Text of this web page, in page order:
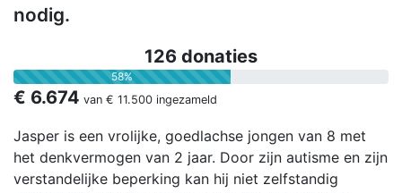
nodig.
126 donaties
58%
€ 6.674 van € 11.500 ingezameld
Jasper is een vrolijke, goedlachse jongen van 8 met
het denkvermogen van 2 jaar. Door zijn autisme en zijn
verstandelijke beperking kan hij niet zelfstandig